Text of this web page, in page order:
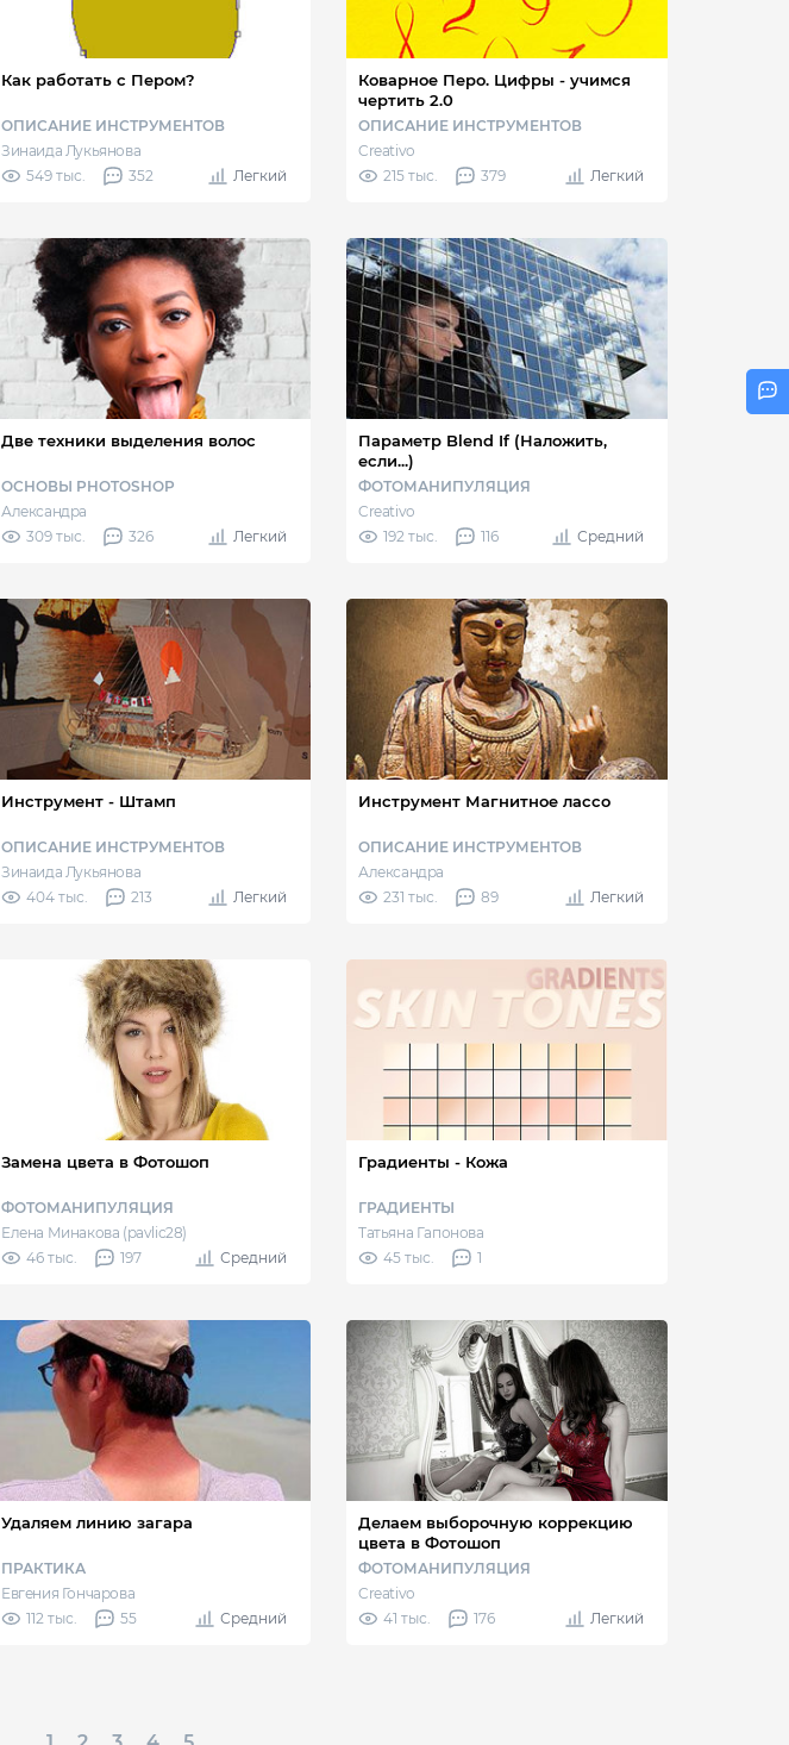
Как работать с Пером?
ОПИСАНИЕ ИНСТРУМЕНТОВ
Зинаида Лукьянова
549 тыс.
352 Легкий
Коварное Перо. Цифры - учимся
чертить 2.0
ОПИСАНИЕ ИНСТРУМЕНТОВ
Creativo
215 тыс.
379 Легкий
Две техники выделения волос
ОСНОВЫ PHOTOSHOP
Александра
309 тыс.
326 Легкий
Параметр Blend If (Наложить,
если...)
ФОТОМАНИПУЛЯЦИЯ
Creativo
192 тыс.
116 Средний
Инструмент - Штамп
ОПИСАНИЕ ИНСТРУМЕНТОВ
Зинаида Лукьянова
404 тыс.
213 Легкий
Инструмент Магнитное лассо
ОПИСАНИЕ ИНСТРУМЕНТОВ
Александра
231 тыс.
89 Легкий
Замена цвета в Фотошоп
ФОТОМАНИПУЛЯЦИЯ
Елена Минакова (pavlic28)
46 тыс.
197 Средний
Градиенты - Кожа
ГРАДИЕНТЫ
Татьяна Гапонова
45 тыс.
1
Удаляем линию загара
ПРАКТИКА
Евгения Гончарова
112 тыс.
55 Средний
Делаем выборочную коррекцию
цвета в Фотошоп
ФОТОМАНИПУЛЯЦИЯ
Creativo
41 тыс.
176 Легкий